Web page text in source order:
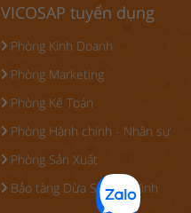
VICOSAP tuyển dụng
Phòng Kinh Doanh
Phòng Marketing
Phòng Kế Toán
Phòng Hành chính - Nhân sự
Phòng Sản Xuất
Bảo tàng Dừa Sáp Trà Vinh